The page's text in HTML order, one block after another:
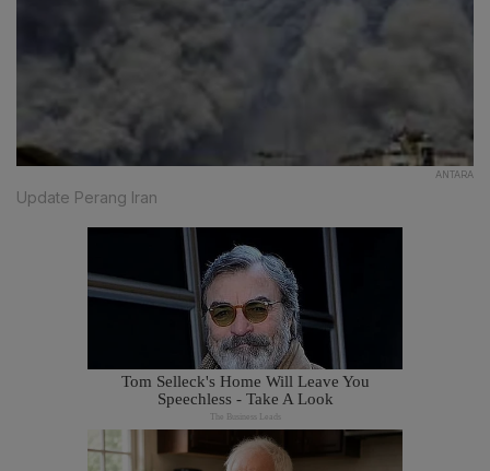
ANTARA
Update Perang Iran